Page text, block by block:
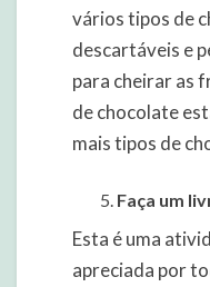
vários tipos de
descartáveis e
para cheirar as
de chocolate
mais tipos de
Faça um
Esta é uma
apreciada por